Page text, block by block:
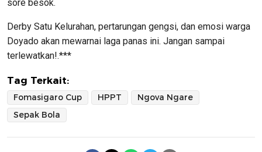
sore besok.
Derby Satu Kelurahan, pertarungan gengsi, dan emosi warga
Doyado akan mewarnai laga panas ini. Jangan sampai
terlewatkan!.***
Tag Terkait:
Fomasigaro Cup HPPT
Ngova Ngare
Sepak Bola